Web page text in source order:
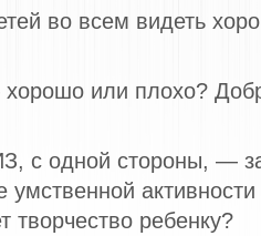
во всем видеть
или плохо?
с одной стороны, —
творчество ребенку?